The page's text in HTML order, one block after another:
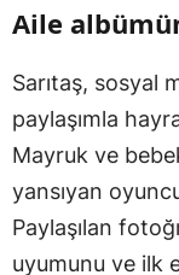
Aile
Sarıtaş, sosyal
paylaşımla
Mayruk ve
yansıyan
Paylaşılan
uyumunu ve ilk